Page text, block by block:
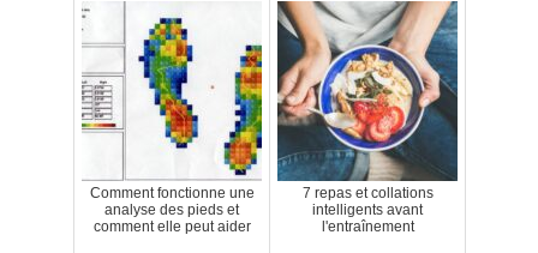
Comment fonctionne une
analyse des pieds et
comment elle peut aider
7 repas et collations
intelligents avant
l'entraînement